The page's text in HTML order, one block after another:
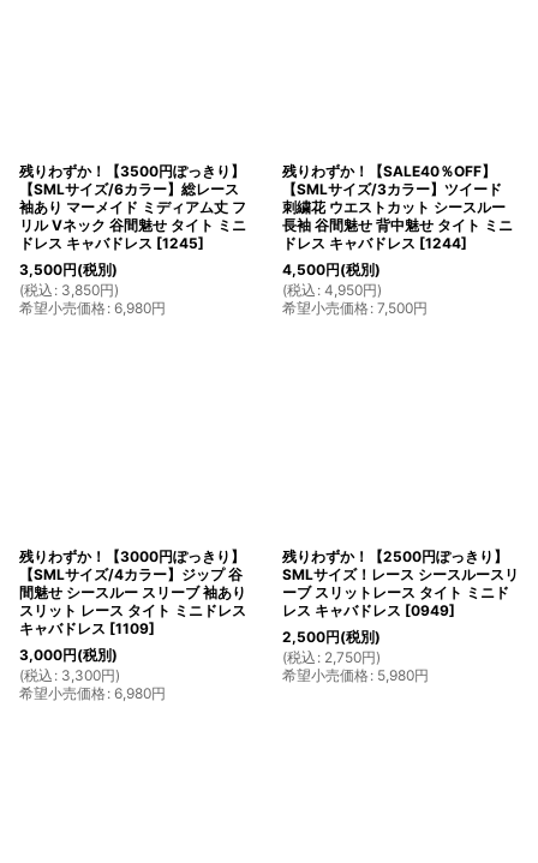
残りわずか！【3500円ぽっきり】
【SMLサイズ/6カラー】総レース
袖あり マーメイド ミディアム丈 フ
リル Vネック 谷間魅せ タイト ミニ
ドレス キャバドレス [1245]
3,500円(税別)
(税込 : 3,850円)
希望小売価格: 6,980円
残りわずか！【SALE40％OFF】
【SMLサイズ/3カラー】ツイード
刺繍花 ウエストカット シースルー
長袖 谷間魅せ 背中魅せ タイト ミニ
ドレス キャバドレス [1244]
4,500円(税別)
(税込 : 4,950円)
希望小売価格: 7,500円
残りわずか！【3000円ぽっきり】
【SMLサイズ/4カラー】ジップ 谷
間魅せ シースルー スリーブ 袖あり
スリット レース タイト ミニドレス
キャバドレス [1109]
3,000円(税別)
(税込 : 3,300円)
希望小売価格: 6,980円
残りわずか！【2500円ぽっきり】
SMLサイズ！レース シースルースリ
ーブ スリットレース タイト ミニド
レス キャバドレス [0949]
2,500円(税別)
(税込 : 2,750円)
希望小売価格: 5,980円